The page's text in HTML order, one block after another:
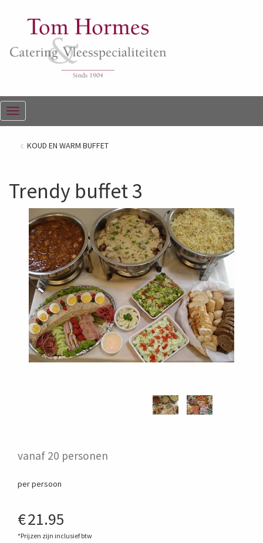
Menu
KOUD EN WARM BUFFET
Trendy buffet 3
vanaf 20 personen
per persoon
€21.95
*Prijzen zijn inclusief btw